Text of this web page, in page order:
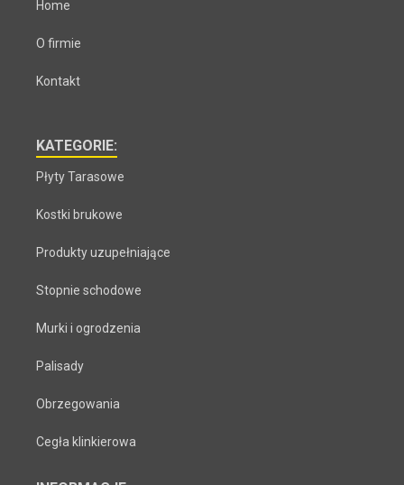
Home
O firmie
Kontakt
KATEGORIE:
Płyty Tarasowe
Kostki brukowe
Produkty uzupełniające
Stopnie schodowe
Murki i ogrodzenia
Palisady
Obrzegowania
Cegła klinkierowa